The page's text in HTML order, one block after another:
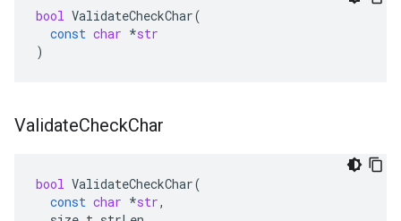
bool ValidateCheckChar(
const char *str
)
ValidateCheckChar
bool ValidateCheckChar(
const char *str,